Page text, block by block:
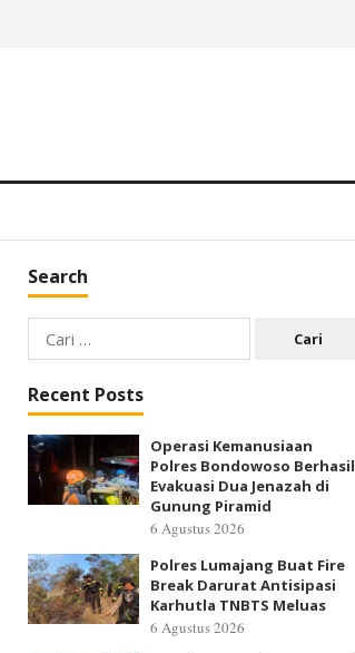
Search
Cari
untuk:
Recent Posts
Operasi Kemanusiaan
Polres Bondowoso Berhasil
Evakuasi Dua Jenazah di
Gunung Piramid
6 Agustus 2026
Polres Lumajang Buat Fire
Break Darurat Antisipasi
Karhutla TNBTS Meluas
6 Agustus 2026